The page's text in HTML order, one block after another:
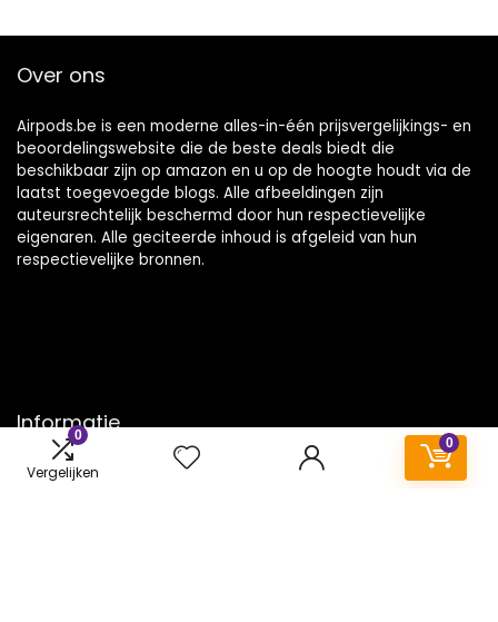
0
Vergelijken
0
Over ons
Airpods.be is een moderne alles-in-één prijsvergelijkings- en
beoordelingswebsite die de beste deals biedt die
beschikbaar zijn op amazon en u op de hoogte houdt via de
laatst toegevoegde blogs. Alle afbeeldingen zijn
auteursrechtelijk beschermd door hun respectievelijke
eigenaren. Alle geciteerde inhoud is afgeleid van hun
respectievelijke bronnen.
Informatie
Contact